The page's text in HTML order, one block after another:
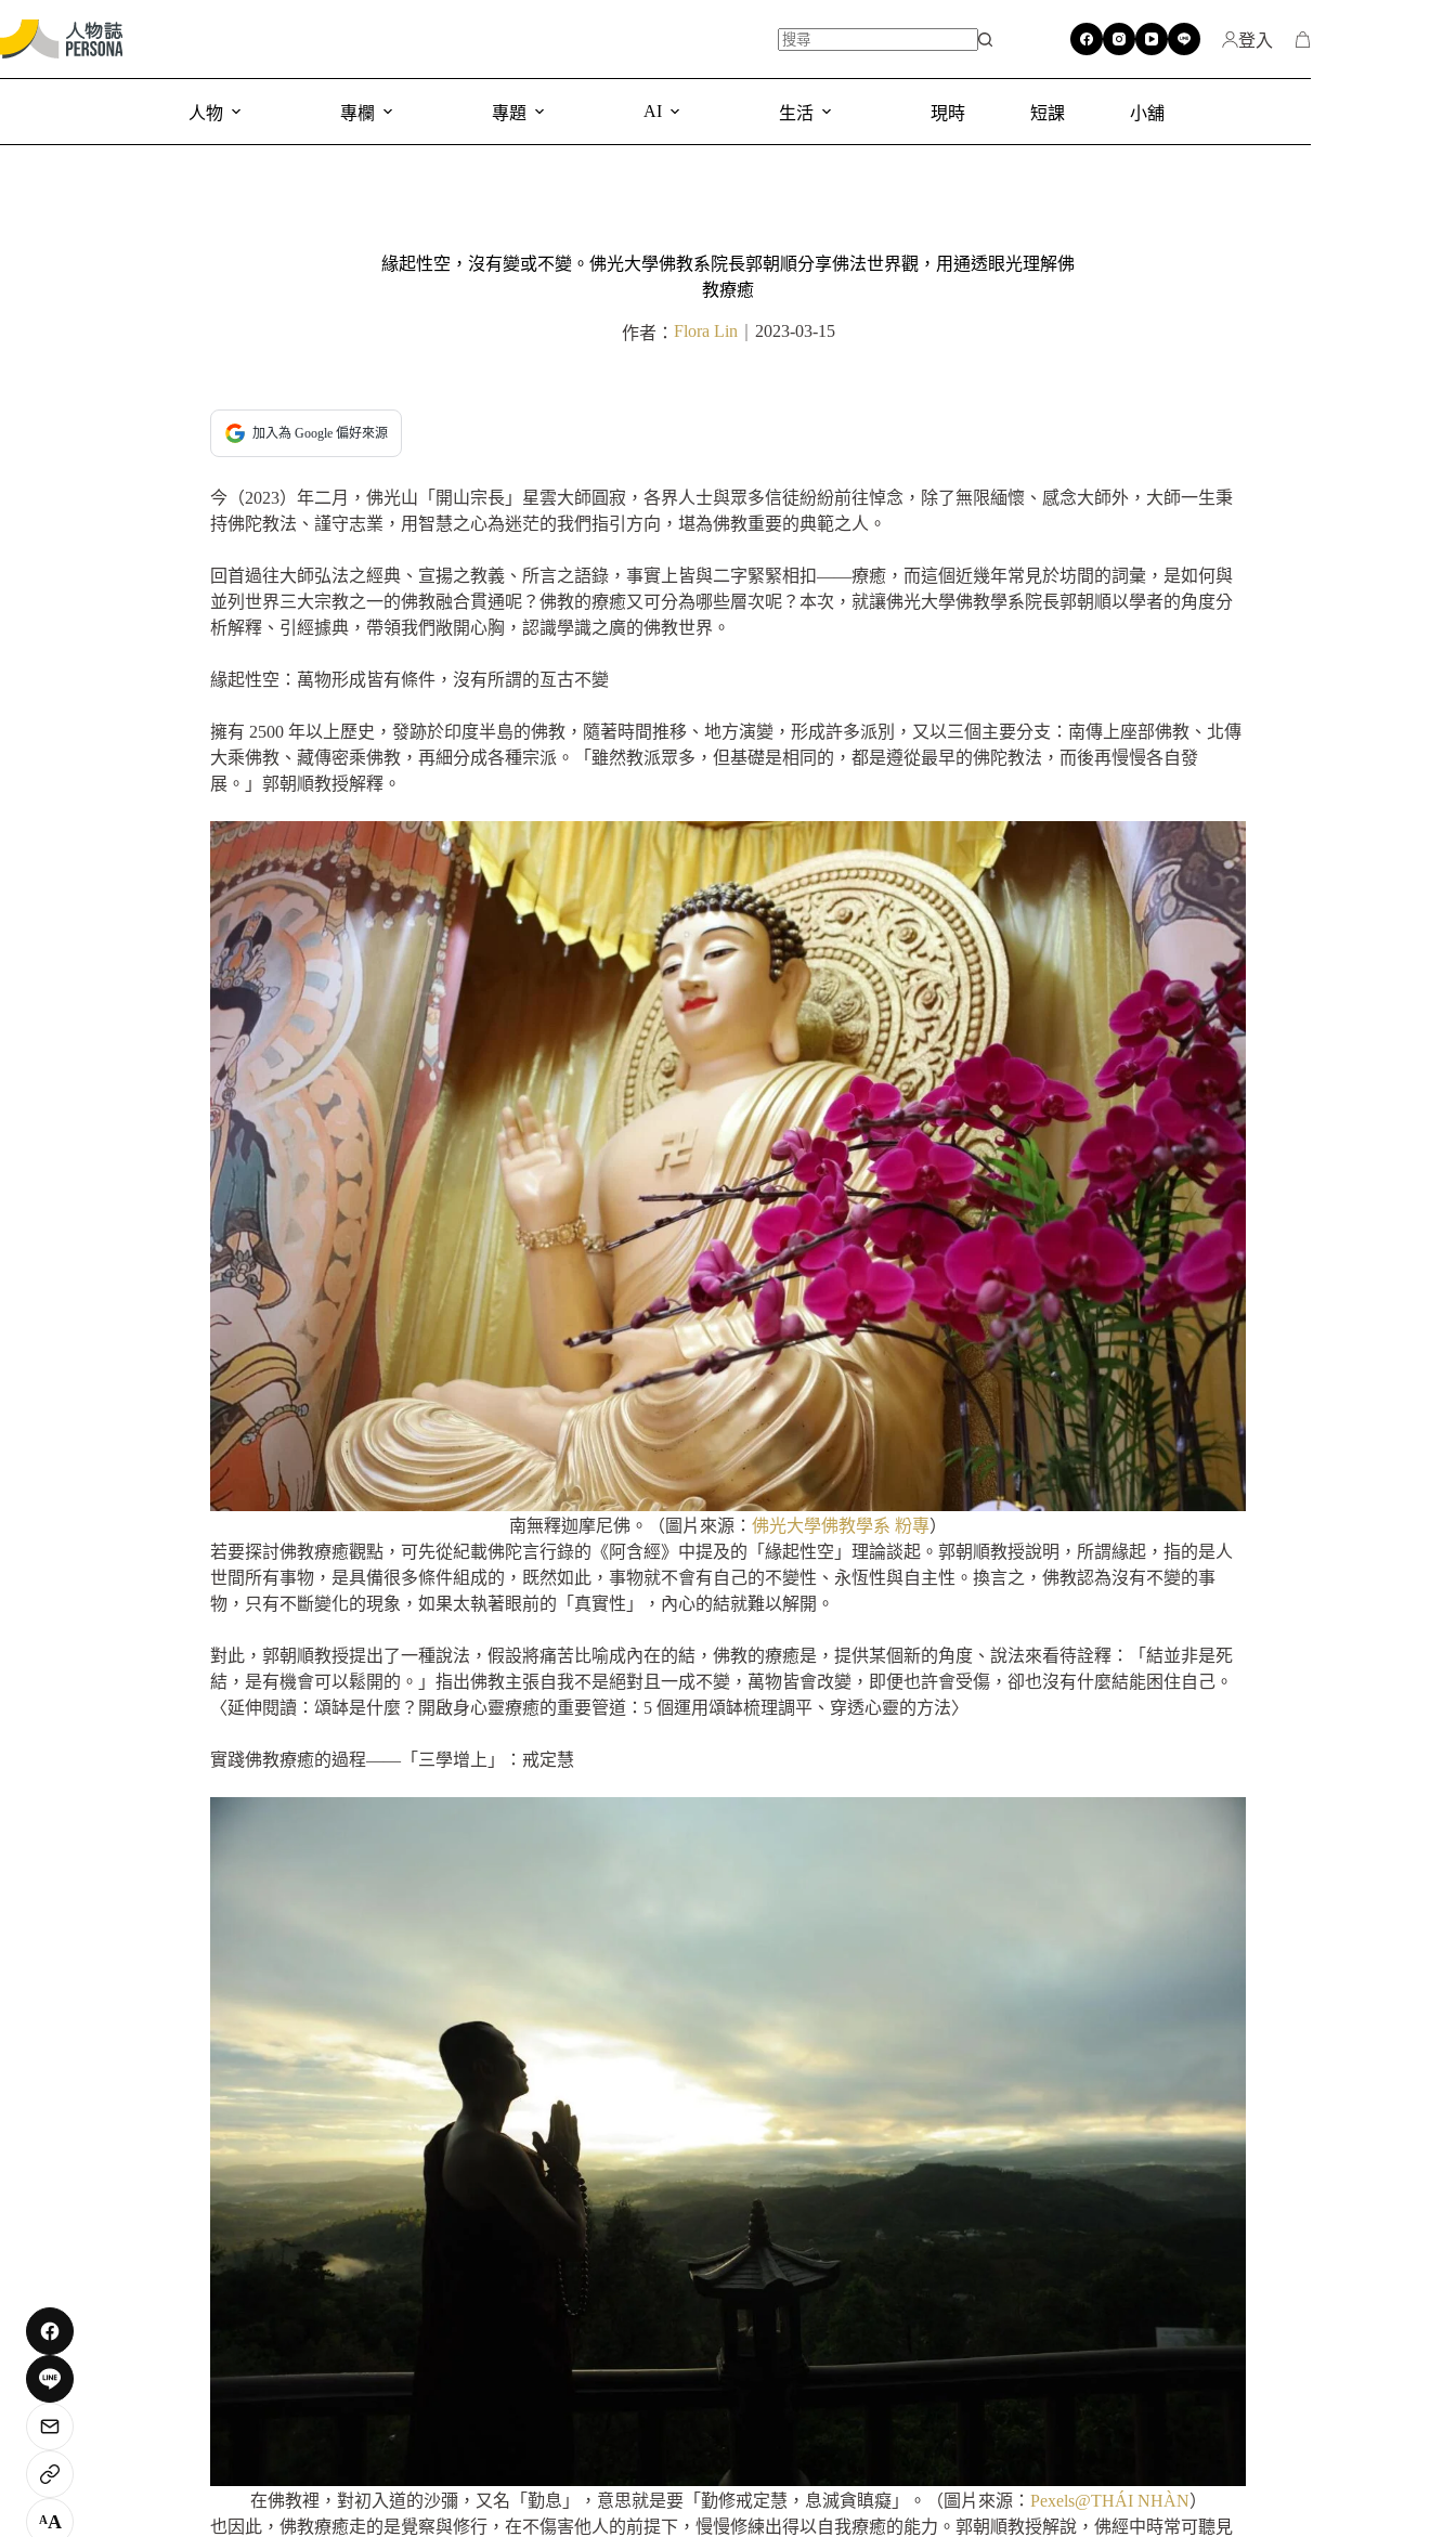
登入
人物 專欄 專題 AI 生活 現時 短課 小舖
緣起性空，沒有變或不變。佛光大學佛教系院長郭朝順分享佛法世界觀，用通透眼光理解佛
教療癒
作者： Flora Lin｜ 2023-03-15
加入為 Google 偏好來源
今（2023）年二月，佛光山「開山宗長」星雲大師圓寂，各界人士與眾多信徒紛紛前往悼念，除了無限緬懷、感念大師外，大師一生秉
持佛陀教法、謹守志業，用智慧之心為迷茫的我們指引方向，堪為佛教重要的典範之人。
回首過往大師弘法之經典、宣揚之教義、所言之語錄，事實上皆與二字緊緊相扣——療癒，而這個近幾年常見於坊間的詞彙，是如何與
並列世界三大宗教之一的佛教融合貫通呢？佛教的療癒又可分為哪些層次呢？本次，就讓佛光大學佛教學系院長郭朝順以學者的角度分
析解釋、引經據典，帶領我們敞開心胸，認識學識之廣的佛教世界。
緣起性空：萬物形成皆有條件，沒有所謂的亙古不變
擁有 2500 年以上歷史，發跡於印度半島的佛教，隨著時間推移、地方演變，形成許多派別，又以三個主要分支：南傳上座部佛教、北傳
大乘佛教、藏傳密乘佛教，再細分成各種宗派。「雖然教派眾多，但基礎是相同的，都是遵從最早的佛陀教法，而後再慢慢各自發
展。」郭朝順教授解釋。
南無釋迦摩尼佛。（圖片來源： 佛光大學佛教學系 粉專）
若要探討佛教療癒觀點，可先從紀載佛陀言行錄的《阿含經》中提及的「緣起性空」理論談起。郭朝順教授說明，所謂緣起，指的是人
世間所有事物，是具備很多條件組成的，既然如此，事物就不會有自己的不變性、永恆性與自主性。換言之，佛教認為沒有不變的事
物，只有不斷變化的現象，如果太執著眼前的「真實性」，內心的結就難以解開。
對此，郭朝順教授提出了一種說法，假設將痛苦比喻成內在的結，佛教的療癒是，提供某個新的角度、說法來看待詮釋：「結並非是死
結，是有機會可以鬆開的。」指出佛教主張自我不是絕對且一成不變，萬物皆會改變，即便也許會受傷，卻也沒有什麼結能困住自己。
〈延伸閱讀：頌缽是什麼？開啟身心靈療癒的重要管道：5 個運用頌缽梳理調平、穿透心靈的方法〉
實踐佛教療癒的過程——「三學增上」：戒定慧
在佛教裡，對初入道的沙彌，又名「勤息」，意思就是要「勤修戒定慧，息滅貪瞋癡」。（圖片來源： Pexels@THÁI NHÀN）
也因此，佛教療癒走的是覺察與修行，在不傷害他人的前提下，慢慢修練出得以自我療癒的能力。郭朝順教授解說，佛經中時常可聽見
AA